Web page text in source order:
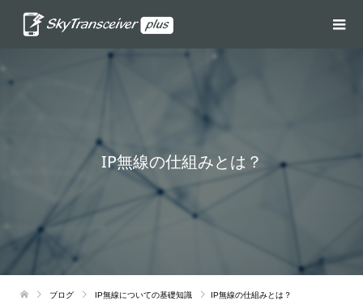
IP無線の仕組みとは？
ブログ IP無線についての基礎知識 IP無線の仕組みとは？